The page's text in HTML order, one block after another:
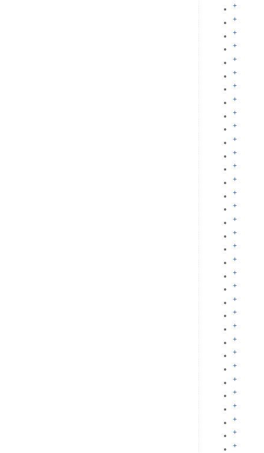
+
+
+
+
+
+
+
+
+
+
+
+
+
+
+
+
+
+
+
+
+
+
+
+
+
+
+
+
+
+
+
+
+
+